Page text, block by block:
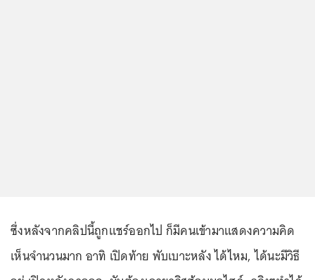
ซึ่งหลังจากคลิปนี้ถูกแชร์ออกไป ก็มีคนเข้ามาแสดงความคิด
เห็นจำนวนมาก อาทิ เปิดท้าย พับเบาะหลัง ได้ไหม, ได้นะมีวิธี